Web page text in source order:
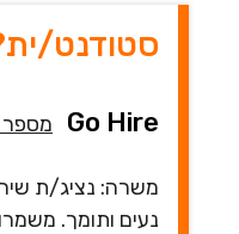
סטודנט/
Go Hire מספר
משרה: נציג/ת
נעים ותומך. משמרות